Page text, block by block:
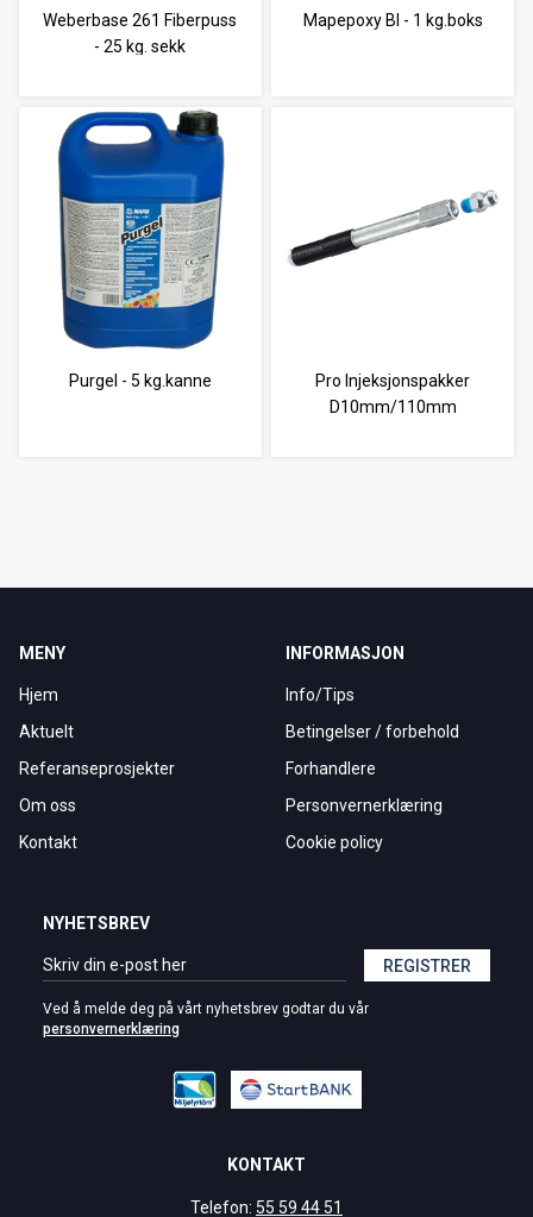
Weberbase 261 Fiberpuss
- 25 kg. sekk
Mapepoxy BI - 1 kg.boks
Purgel - 5 kg.kanne
Pro Injeksjonspakker
D10mm/110mm
MENY
Hjem
Aktuelt
Referanseprosjekter
Om oss
Kontakt
INFORMASJON
Info/Tips
Betingelser / forbehold
Forhandlere
Personvernerklæring
Cookie policy
NYHETSBREV
REGISTRER
Ved å melde deg på vårt nyhetsbrev godtar du vår
personvernerklæring
KONTAKT
Telefon: 55 59 44 51